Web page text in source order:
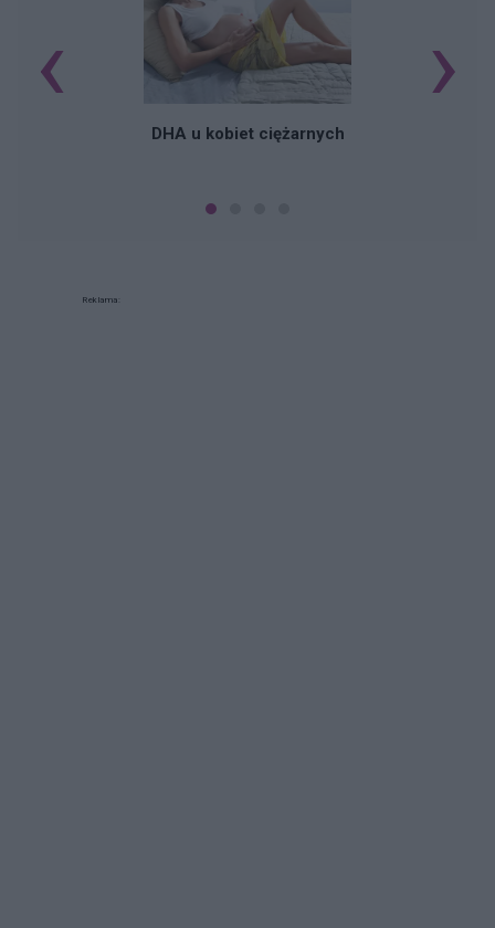
DHA u kobiet ciężarnych
‹ ›
Reklama: